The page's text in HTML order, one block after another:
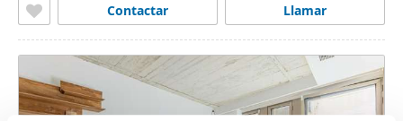
Llamar
Contactar